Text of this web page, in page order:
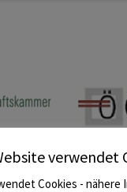
verwendet
Cookies - nähere